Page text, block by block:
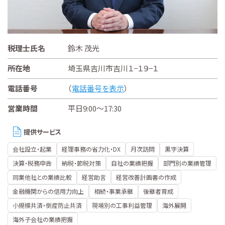
税理士氏名
鈴木 茂光
所在地
埼玉県吉川市吉川１−１９−１
電話番号
（電話番号を表示）
営業時間
平日9:00～17:30
提供サービス
会社設立・起業 経理事務の省力化・DX 月次訪問
黒字決算
決算・税務申告
納税・節税対策 自社の業績把握
部門別の業績管理
同業他社との業績比較
経営助言
経営改善計画書の作成
金融機関からの信用力向上
相続・事業承継
後継者育成
小規模共済・倒産防止共済
現場別の工事利益管理
海外展開
海外子会社の業績把握